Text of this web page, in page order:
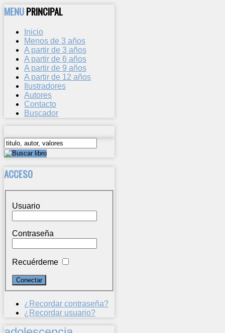
MENUPRINCIPAL
Inicio
Menos de 3 años
A partir de 3 años
A partir de 6 años
A partir de 9 años
A partir de 12 años
Ilustradores
Autores
Contacto
Buscador
ACCESO
Usuario
Contraseña
Recuérdeme
¿Recordar contraseña?
¿Recordar usuario?